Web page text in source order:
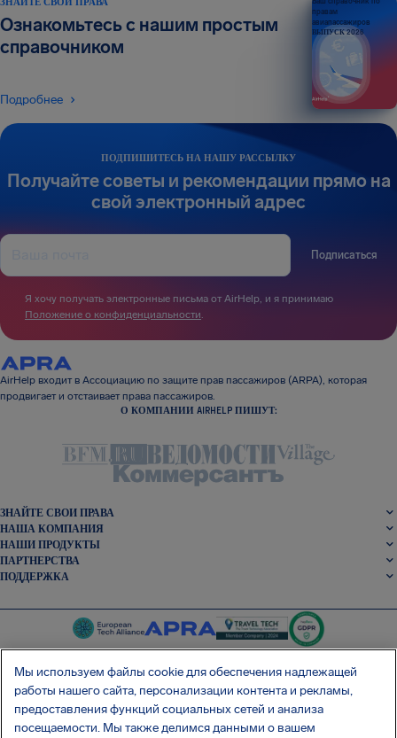
ПОДПИШИТЕСЬ НА НАШУ РАССЫЛКУ
Получайте советы и рекомендации прямо на
свой электронный адрес
Подписаться
Я хочу получать электронные письма от AirHelp, и я принимаю
Положение о конфиденциальности.
Ознакомьтесь с нашим простым
справочником
Подробнее
правам
авиапассажиров
ВЫПУСК 2026
AirHelp входит в Ассоциацию по защите прав пассажиров (ARPA), которая
продвигает и отстаивает права пассажиров.
О КОМПАНИИ AIRHELP ПИШУТ:
ЗНАЙТЕ СВОИ ПРАВА
НАША КОМПАНИЯ
НАШИ ПРОДУКТЫ
ПАРТНЕРСТВА
ПОДДЕРЖКА
SocialFacebookSocialInstagram
SocialLinkedin
Мы используем файлы cookie для обеспечения надлежащей
работы нашего сайта, персонализации контента и рекламы,
предоставления функций социальных сетей и анализа
посещаемости. Мы также делимся данными о вашем